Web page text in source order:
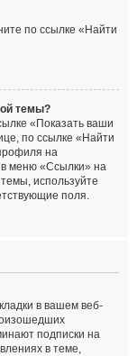
по ссылке «Найти
темы?
«Показать ваши
по ссылке «Найти
на
меню «Ссылки» на
используйте
поля.
в вашем веб-
подписки на
в теме,